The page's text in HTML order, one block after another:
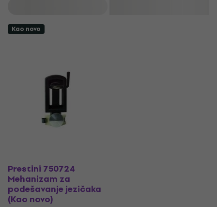
Kao novo
Prestini 750724
Mehanizam za
podešavanje jezičaka
(Kao novo)